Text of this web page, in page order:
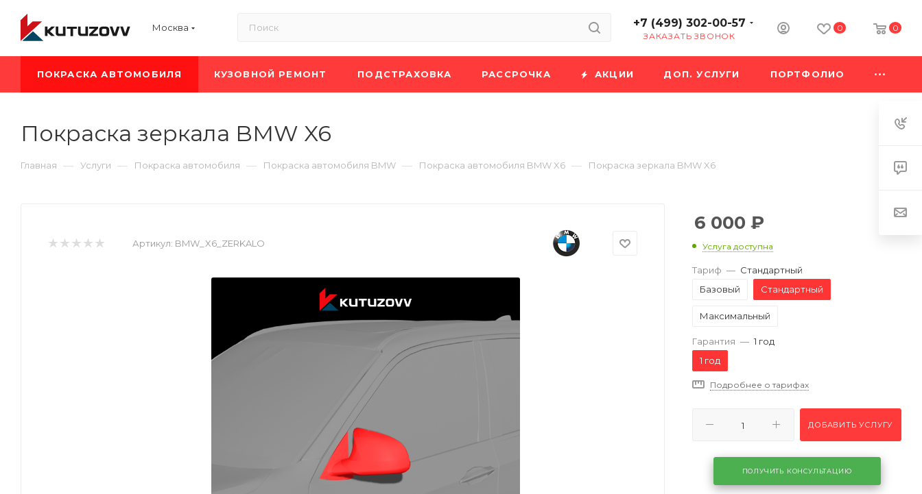
Москва +7 (499) 302-00-57
ЗАКАЗАТЬ ЗВОНОК
0 0
ПОКРАСКА АВТОМОБИЛЯ КУЗОВНОЙ РЕМОНТ ПОДСТРАХОВКА РАССРОЧКА АКЦИИ ДОП. УСЛУГИ ПОРТФОЛИО
Покраска зеркала BMW X6
Главная — Услуги — Покраска автомобиля — Покраска автомобиля BMW — Покраска автомобиля BMW X6 — Покраска зеркала BMW X6
Артикул: BMW_X6_ZERKALO
6 000 ₽
Услуга доступна
Тариф — Стандартный
Базовый
Стандартный
Максимальный
Гарантия — 1 год
1 год
Подробнее о тарифах
ДОБАВИТЬ УСЛУГУ
ПОЛУЧИТЬ КОНСУЛЬТАЦИЮ